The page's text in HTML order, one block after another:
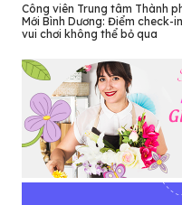
Công viên Trung tâm Thành
Mới Bình Dương: Điểm check-
vui chơi không thể bỏ qua